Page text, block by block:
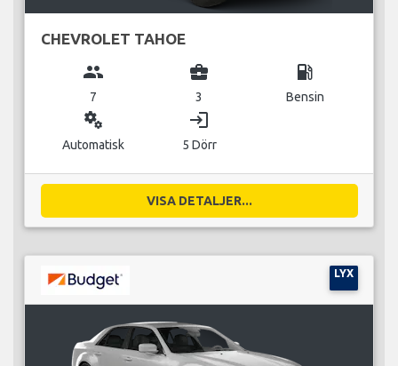
CHEVROLET TAHOE
group
7
business_center
3
local_gas_station
Bensin
miscellaneous_services
Automatisk
login
5 Dörr
VISA DETALJER...
LYX